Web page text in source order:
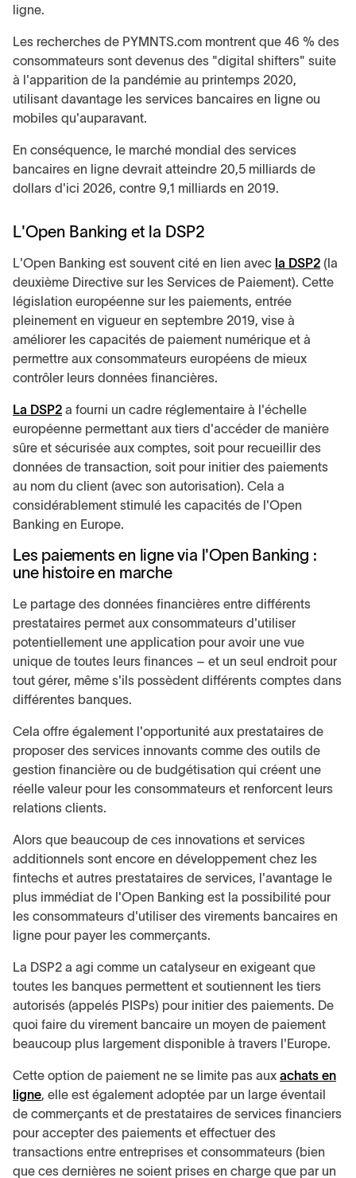
ligne.
Les recherches de PYMNTS.com montrent que 46 % des
consommateurs sont devenus des "digital shifters" suite
à l'apparition de la pandémie au printemps 2020,
utilisant davantage les services bancaires en ligne ou
mobiles qu'auparavant.
En conséquence, le marché mondial des services
bancaires en ligne devrait atteindre 20,5 milliards de
dollars d'ici 2026, contre 9,1 milliards en 2019.
L'Open Banking et la DSP2
L'Open Banking est souvent cité en lien avec la DSP2 (la
deuxième Directive sur les Services de Paiement). Cette
législation européenne sur les paiements, entrée
pleinement en vigueur en septembre 2019, vise à
améliorer les capacités de paiement numérique et à
permettre aux consommateurs européens de mieux
contrôler leurs données financières.
La DSP2 a fourni un cadre réglementaire à l'échelle
européenne permettant aux tiers d'accéder de manière
sûre et sécurisée aux comptes, soit pour recueillir des
données de transaction, soit pour initier des paiements
au nom du client (avec son autorisation). Cela a
considérablement stimulé les capacités de l'Open
Banking en Europe.
Les paiements en ligne via l'Open Banking :
une histoire en marche
Le partage des données financières entre différents
prestataires permet aux consommateurs d'utiliser
potentiellement une application pour avoir une vue
unique de toutes leurs finances – et un seul endroit pour
tout gérer, même s'ils possèdent différents comptes dans
différentes banques.
Cela offre également l'opportunité aux prestataires de
proposer des services innovants comme des outils de
gestion financière ou de budgétisation qui créent une
réelle valeur pour les consommateurs et renforcent leurs
relations clients.
Alors que beaucoup de ces innovations et services
additionnels sont encore en développement chez les
fintechs et autres prestataires de services, l'avantage le
plus immédiat de l'Open Banking est la possibilité pour
les consommateurs d'utiliser des virements bancaires en
ligne pour payer les commerçants.
La DSP2 a agi comme un catalyseur en exigeant que
toutes les banques permettent et soutiennent les tiers
autorisés (appelés PISPs) pour initier des paiements. De
quoi faire du virement bancaire un moyen de paiement
beaucoup plus largement disponible à travers l'Europe.
Cette option de paiement ne se limite pas aux achats en
ligne, elle est également adoptée par un large éventail
de commerçants et de prestataires de services financiers
pour accepter des paiements et effectuer des
transactions entre entreprises et consommateurs (bien
que ces dernières ne soient prises en charge que par un